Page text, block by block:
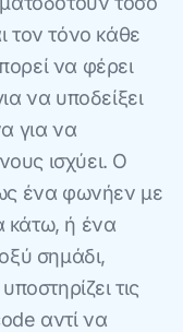
τον τόνο κάθε
να φέρει
να υποδείξει
για να
ισχύει. Ο
ένα φωνήεν με
κάτω, ή ένα
σημάδι,
τις
αντί να